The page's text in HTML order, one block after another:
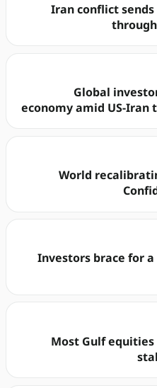
Iran conflict
through
Global
economy amid US-Iran
[PDF] World
Investors brace for
Most Gulf